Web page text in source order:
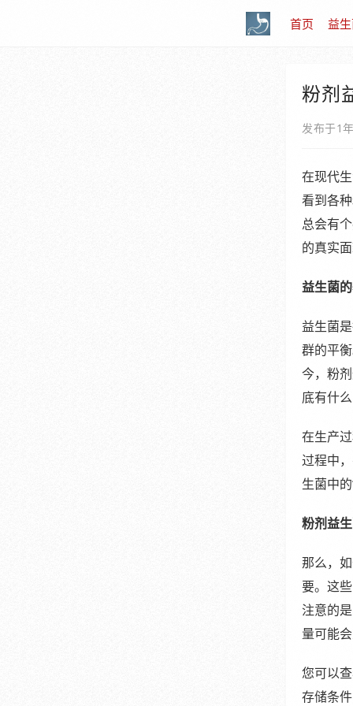
首页 益
粉剂
发布于1
在现代
看到各
总会有
的真实
益生菌
益生菌
群的平
今，粉
底有什
在生产
过程中
生菌中
粉剂益
那么，
要。这
注意的
量可能
您可以
存储条